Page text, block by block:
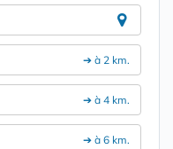
➔ à 2 km.
➔ à 4 km.
➔ à 6 km.